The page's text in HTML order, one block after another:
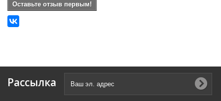
Оставьте отзыв первым!
Рассылка